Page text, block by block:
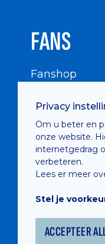
Privacy
Om u beter en
onze website.
internetgedrag
verbeteren.
Lees er meer
Stel je
ACCEPTEER
FANS
Fanshop
Buffalo Kids
Fotoalbums